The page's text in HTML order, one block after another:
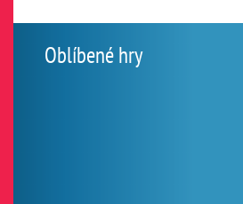
Oblíbené hry